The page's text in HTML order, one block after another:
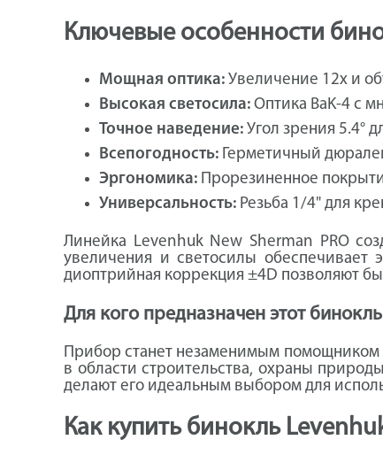
Ключевые особенности
Мощная оптика: Увеличение 12x и
Высокая светосила: Оптика BaK-4 с
Точное наведение: Угол зрения 5.4°
Всепогодность: Герметичный
Эргономика: Прорезиненное
Универсальность: Резьба 1/4" для
Линейка Levenhuk New Sherman PRO
увеличения и светосилы обеспечивает
диоптрийная коррекция ±4D позволяют
Для кого предназначен этот
Прибор станет незаменимым помощником
в области строительства, охраны
делают его идеальным выбором для
Как купить бинокль